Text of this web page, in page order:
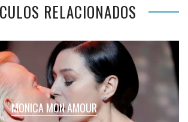
RELACIONADOS
MONICA MON AMOUR